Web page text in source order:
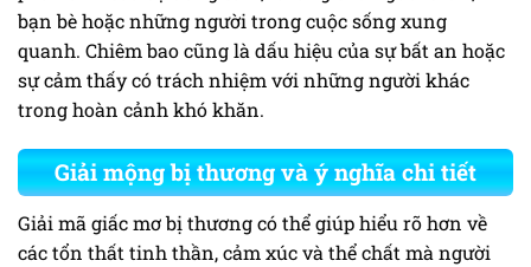
bạn bè hoặc những người trong cuộc sống xung
quanh. Chiêm bao cũng là dấu hiệu của sự bất an hoặc
sự cảm thấy có trách nhiệm với những người khác
trong hoàn cảnh khó khăn.
Giải mộng bị thương và ý nghĩa chi tiết
Giải mã giấc mơ bị thương có thể giúp hiểu rõ hơn về
các tổn thất tinh thần, cảm xúc và thể chất mà người